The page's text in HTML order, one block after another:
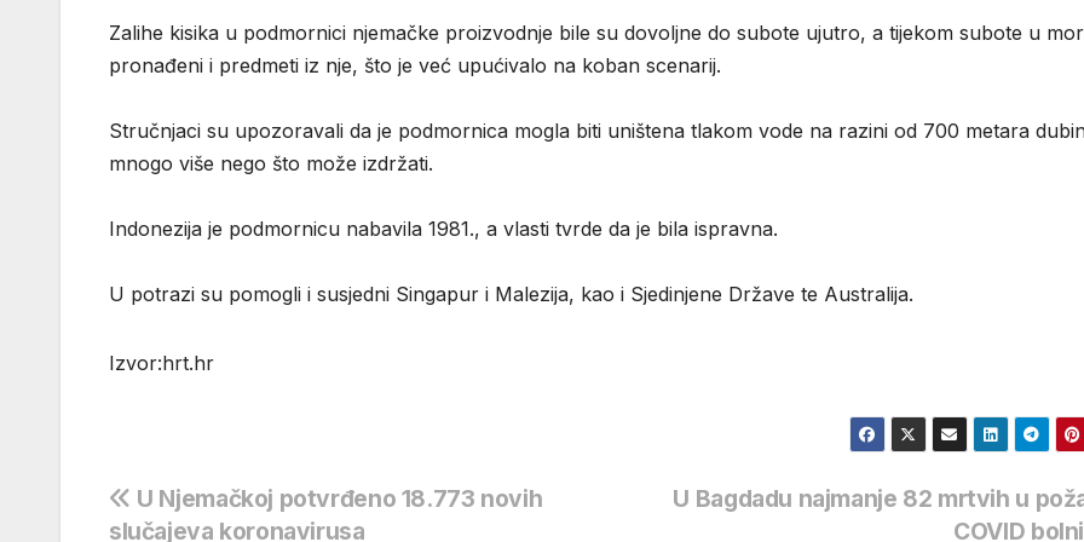
Zalihe kisika u podmornici njemačke proizvodnje bile su dovoljne do subote ujutro, a tijekom subote u
pronađeni i predmeti iz nje, što je već upućivalo na koban scenarij.
Stručnjaci su upozoravali da je podmornica mogla biti uništena tlakom vode na razini od 700 metara
mnogo više nego što može izdržati.
Indonezija je podmornicu nabavila 1981., a vlasti tvrde da je bila ispravna.
U potrazi su pomogli i susjedni Singapur i Malezija, kao i Sjedinjene Države te Australija.
Izvor:hrt.hr
Navigacija
U Bagdadu najmanje 82 mrtvih u
COVID
U Njemačkoj potvrđeno 18.773 novih
slučajeva koronavirusa